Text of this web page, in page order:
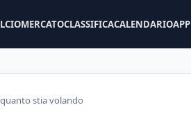
CLASSIFICACALENDARIOAPP
stia volando